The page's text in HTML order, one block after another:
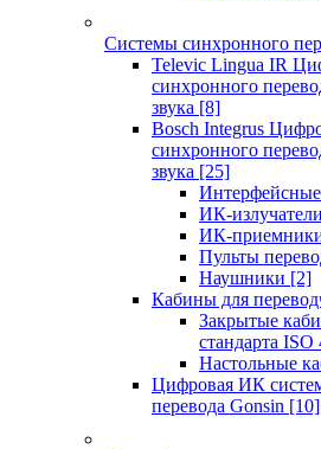
Системы синхронного
Televic Lingua IR
синхронного
звука [8]
Bosch Integrus
синхронного
звука [25]
ИК-
ИК-
Пульты
Наушники [2]
Кабины для
Закрытые
стандарта ISO
Настольные
Цифровая ИК
перевода Gonsin [10]